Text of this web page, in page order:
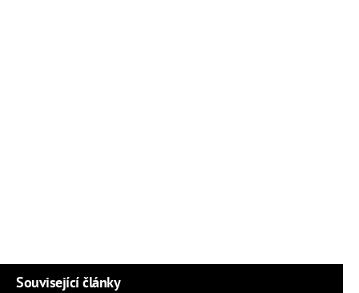
Související články